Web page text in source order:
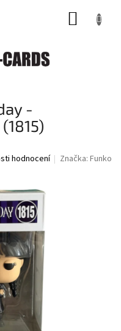
-
hodnocení Značka:Funko